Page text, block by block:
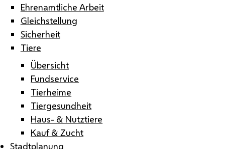
Ehrenamtliche Arbeit
Gleichstellung
Sicherheit
Tiere
Übersicht
Fundservice
Tierheime
Tiergesundheit
Haus- & Nutztiere
Kauf & Zucht
Stadtplanung